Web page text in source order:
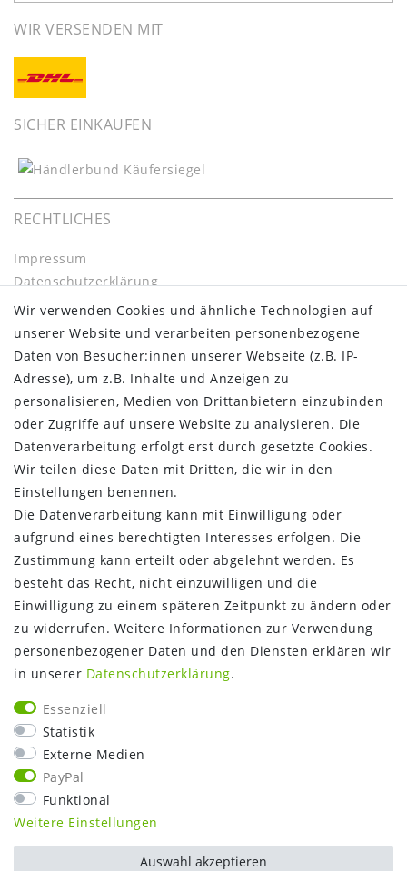
WIR VERSENDEN MIT
SICHER EINKAUFEN
RECHTLICHES
Impressum
Daten­schutz­erklärung
AGB
Barrierefreiheitserklärung
Widerrufs­recht
Kontakt
Vertrag widerrufen
INFORMATIONEN:
Zahlungsinformationen
Versandinformationen
Über uns
Gutschein
NEWS
Google Maps
Kundenbewertungen
Kontakt
Mein Konto
Warenkorb
Kasse
Vorteile
Wir verwenden Cookies und ähnliche Technologien auf
unserer Website und verarbeiten personenbezogene
Daten von Besucher:innen unserer Webseite (z.B. IP-
Adresse), um z.B. Inhalte und Anzeigen zu
personalisieren, Medien von Drittanbietern einzubinden
oder Zugriffe auf unsere Website zu analysieren. Die
Datenverarbeitung erfolgt erst durch gesetzte Cookies.
Wir teilen diese Daten mit Dritten, die wir in den
Einstellungen benennen.
Die Datenverarbeitung kann mit Einwilligung oder
aufgrund eines berechtigten Interesses erfolgen. Die
Zustimmung kann erteilt oder abgelehnt werden. Es
besteht das Recht, nicht einzuwilligen und die
Einwilligung zu einem späteren Zeitpunkt zu ändern oder
zu widerrufen. Weitere Informationen zur Verwendung
personenbezogener Daten und den Diensten erklären wir
in unserer Daten­schutz­erklärung.
Essenziell
Statistik
Externe Medien
PayPal
Funktional
Weitere Einstellungen
Auswahl akzeptieren